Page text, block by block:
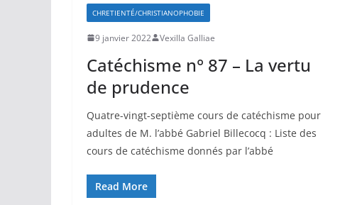
CHRETIENTÉ/CHRISTIANOPHOBIE
9 janvier 2022 Vexilla Galliae
Catéchisme n° 87 – La vertu
de prudence
Quatre-vingt-septième cours de catéchisme pour
adultes de M. l’abbé Gabriel Billecocq : Liste des
cours de catéchisme donnés par l’abbé
Read More